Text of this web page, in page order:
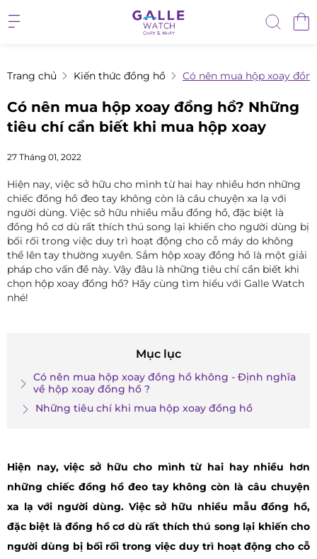
Trang chủ Kiến thức đồng hồ Có nên mua hộp xoay
Có nên mua hộp xoay đồng hồ? Những
tiêu chí cần biết khi mua hộp xoay
27 Tháng 01, 2022
Hiện nay, việc sở hữu cho mình từ hai hay nhiều hơn những
chiếc đồng hồ đeo tay không còn là câu chuyện xa lạ với
người dùng. Việc sở hữu nhiều mẫu đồng hồ, đặc biệt là
đồng hồ cơ dù rất thích thú song lại khiến cho người dùng bị
bối rối trong việc duy trì hoạt động cho cỗ máy do không
thể lên tay thường xuyên. Sắm hộp xoay đồng hồ là một giải
pháp cho vấn đề này. Vậy đâu là những tiêu chí cần biết khi
chọn hộp xoay đồng hồ? Hãy cùng tìm hiểu với Galle Watch
nhé!
Mục lục
Có nên mua hộp xoay đồng hồ không - Định nghĩa
về hộp xoay đồng hồ ?
Những tiêu chí khi mua hộp xoay đồng hồ
Hiện nay, việc sở hữu cho mình từ hai hay nhiều hơn
những chiếc đồng hồ đeo tay không còn là câu chuyện
xa lạ với người dùng. Việc sở hữu nhiều mẫu đồng hồ,
đặc biệt là đồng hồ cơ dù rất thích thú song lại khiến cho
người dùng bị bối rối trong việc duy trì hoạt động cho cỗ